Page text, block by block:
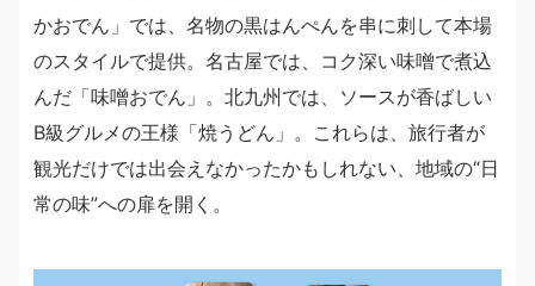
かおでん」では、名物の黒はんぺんを串に刺して本場
のスタイルで提供。名古屋では、コク深い味噌で煮込
んだ「味噌おでん」。北九州では、ソースが香ばしい
B級グルメの王様「焼うどん」。これらは、旅行者が
観光だけでは出会えなかったかもしれない、地域の“日
常の味”への扉を開く。